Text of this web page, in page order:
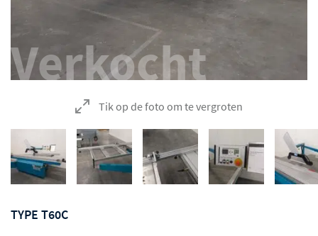
Verkocht
Tik op de foto om te vergroten
TYPE T60C